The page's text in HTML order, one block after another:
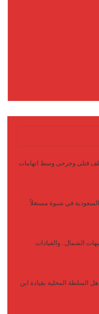
قتلى وجرحى وسط اتهامات
السعودية في شبوة مستغلاً
الشمال.. والقيادات
السلطة المحلية بقيادة ابن